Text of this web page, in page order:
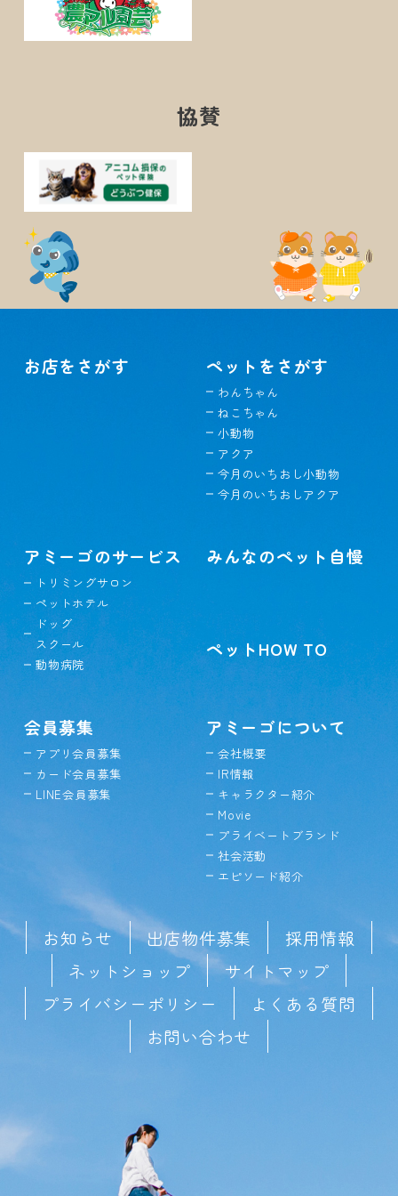
協賛
お店をさがす ペットをさがす
わんちゃん
ねこちゃん
小動物
アクア
今月のいちおし小動物
今月のいちおしアクア
アミーゴのサービス
トリミングサロン
ペットホテル
ドッグ
スクール
動物病院
みんなのペット自慢
ペットHOW TO
会員募集
アプリ会員募集
カード会員募集
LINE会員募集
アミーゴについて
会社概要
IR情報
キャラクター紹介
Movie
プライベートブランド
社会活動
エピソード紹介
お知らせ 出店物件募集
採用情報
ネットショップ
サイトマップ
プライバシーポリシー
よくある質問
お問い合わせ